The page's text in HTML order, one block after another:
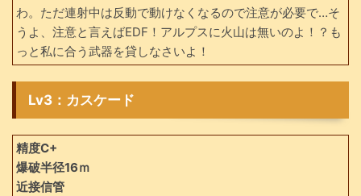
わ。ただ連射中は反動で動けなくなるので注意が必要で…そ
うよ、注意と言えばEDF！アルプスに火山は無いのよ！？も
っと私に合う武器を貸しなさいよ！
Lv3：カスケード
精度C+
爆破半径16ｍ
近接信管